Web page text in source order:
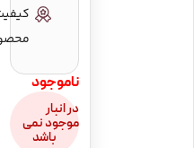
ناموجود
در انبار
موجود نمی
باشد